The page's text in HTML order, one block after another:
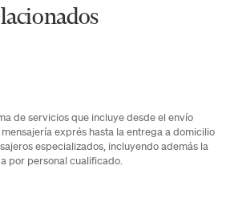
de servicios que incluye desde el envío
exprés hasta la entrega a domicilio
especializados, incluyendo además la
por personal cualificado.